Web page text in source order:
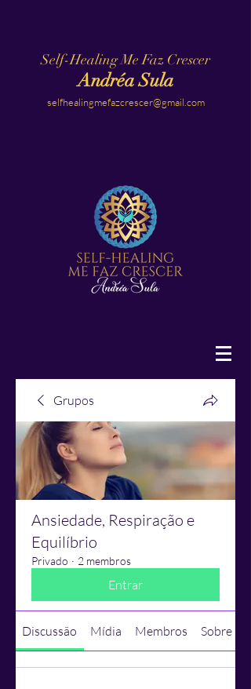
Self-Healing Me Faz Crescer
Andréa Sula
selfhealingmefazcrescer@gmail.com
Grupos
Ansiedade, Respiração e
Equilíbrio
Privado · 2 membros
Entrar
Discussão Mídia Membros Sobre